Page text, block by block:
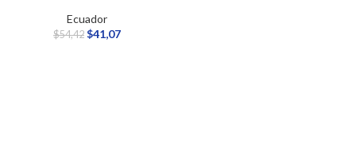
Ecuador
$54,42 $41,07